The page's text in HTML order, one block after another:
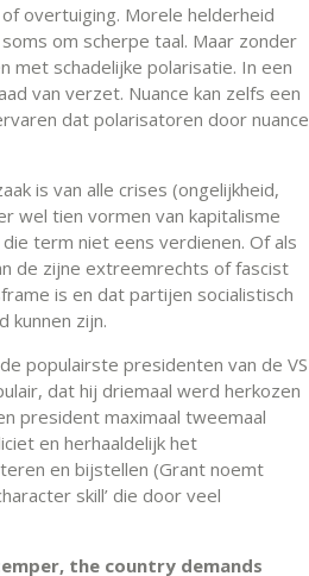
overtuiging. Morele helderheid
om scherpe taal. Maar zonder
met schadelijke polarisatie. In een
van verzet. Nuance kan zelfs een
dat polarisatoren door nuance
is van alle crises (ongelijkheid,
wel tien vormen van kapitalisme
term niet eens verdienen. Of als
de zijne extreemrechts of fascist
is en dat partijen socialistisch
kunnen zijn.
populairste presidenten van de VS
dat hij driemaal werd herkozen
president maximaal tweemaal
en herhaaldelijk het
en bijstellen (Grant noemt
skill’ die door veel
the country demands